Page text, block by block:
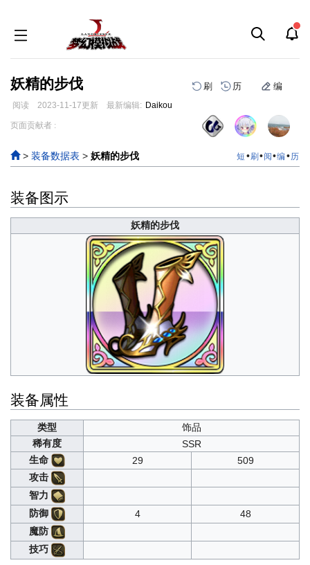
妖精的步伐 刷 历 编
阅读 2023-11-17更新 最新编辑: Daikou
跳
导
航
跳
搜
索
页面贡献者 :
> 装备数据表 > 妖精的步伐 短 •刷 •阅 •编•历
装备图示
妖精的步伐
装备属性
类型
饰品
稀有度
SSR
生命
29
509
攻击
智力
防御
4
48
魔防
技巧